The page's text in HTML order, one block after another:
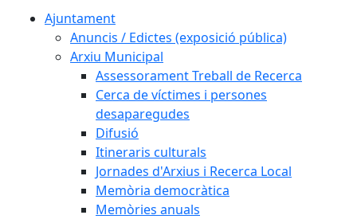
Ajuntament
Anuncis / Edictes (exposició pública)
Arxiu Municipal
Assessorament Treball de Recerca
Cerca de víctimes i persones
desaparegudes
Difusió
Itineraris culturals
Jornades d'Arxius i Recerca Local
Memòria democràtica
Memòries anuals